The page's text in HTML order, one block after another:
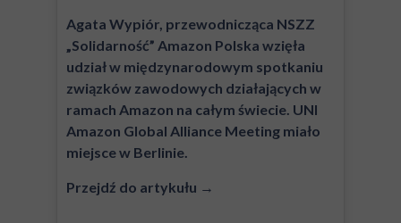
Agata Wypiór, przewodnicząca NSZZ
„Solidarność” Amazon Polska wzięła
udział w międzynarodowym spotkaniu
związków zawodowych działających w
ramach Amazon na całym świecie. UNI
Amazon Global Alliance Meeting miało
miejsce w Berlinie.
Przejdź do artykułu →